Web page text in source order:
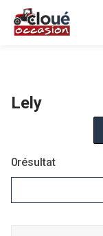
Mes
Lely
0résultat